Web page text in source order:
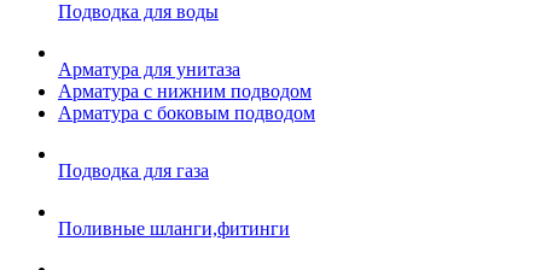
Подводка для воды
Арматура для унитаза
Арматура с нижним подводом
Арматура с боковым подводом
Подводка для газа
Поливные шланги,фитинги